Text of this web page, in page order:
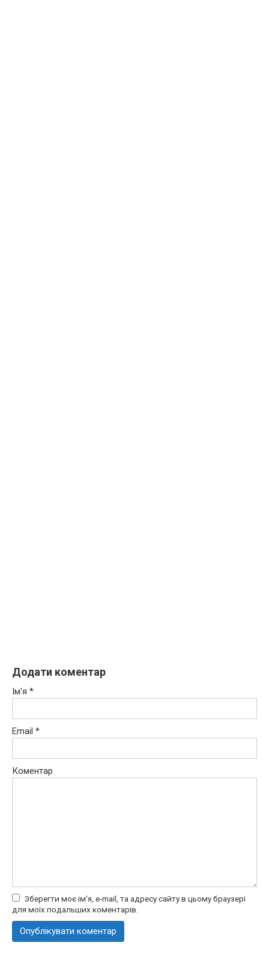
Додати коментар
Ім'я *
Email *
Коментар
Зберегти моє ім'я, e-mail, та адресу сайту в цьому браузері
для моїх подальших коментарів.